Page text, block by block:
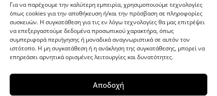
Για να παρέχουμε την καλύτερη εμπειρία, χρησιμοποιούμε τεχνολογίες
όπως cookies για την αποθήκευση ή/και την πρόσβαση σε πληροφορίες
συσκευών. Η συγκατάθεση για τις εν λόγω τεχνολογίες θα μας επιτρέψει
να επεξεργαστούμε δεδομένα προσωπικού χαρακτήρα, όπως
συμπεριφορά περιήγησης ή μοναδικά αναγνωριστικά σε αυτόν τον
ιστότοπο. Η μη συγκατάθεση ή η ανάκληση της συγκατάθεσης, μπορεί να
επηρεάσει αρνητικά ορισμένες λειτουργίες και δυνατότητες.
Αποδοχή
G-point.gr